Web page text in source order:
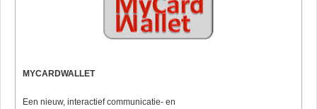
MYCARDWALLET
Een nieuw, interactief communicatie- en